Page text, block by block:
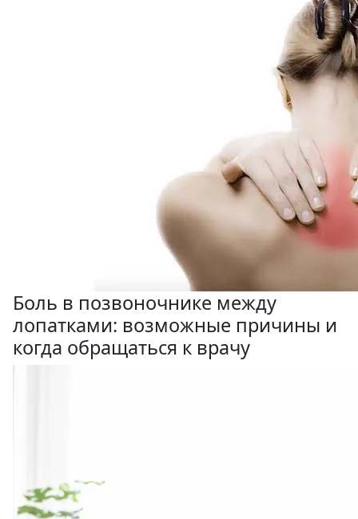
Боль в позвоночнике между
лопатками: возможные причины и
когда обращаться к врачу